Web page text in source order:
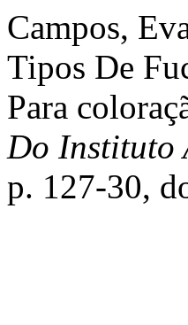
Campos,
Tipos De
Para
Do Instituto
p. 127-30,